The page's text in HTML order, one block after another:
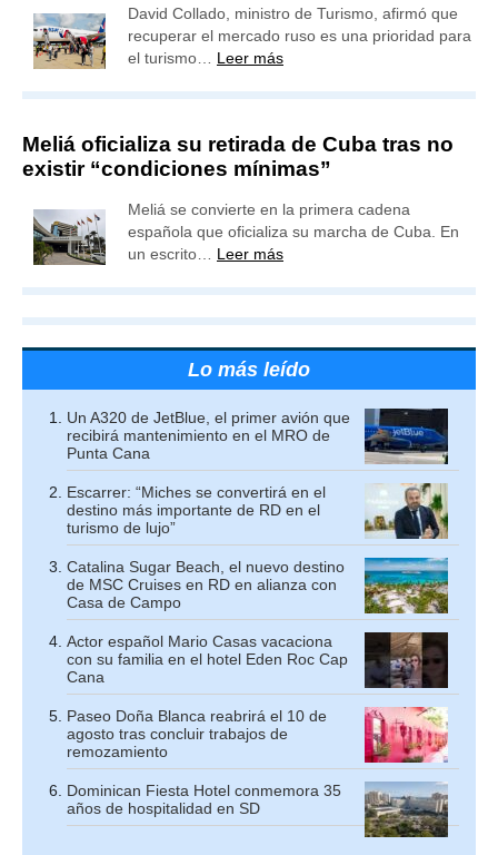
David Collado, ministro de Turismo, afirmó que
recuperar el mercado ruso es una prioridad para
el turismo… Leer más
Meliá oficializa su retirada de Cuba tras no
existir “condiciones mínimas”
Meliá se convierte en la primera cadena
española que oficializa su marcha de Cuba. En
un escrito… Leer más
Lo más leído
Un A320 de JetBlue, el primer avión que
recibirá mantenimiento en el MRO de
Punta Cana
Escarrer: “Miches se convertirá en el
destino más importante de RD en el
turismo de lujo”
Catalina Sugar Beach, el nuevo destino
de MSC Cruises en RD en alianza con
Casa de Campo
Actor español Mario Casas vacaciona
con su familia en el hotel Eden Roc Cap
Cana
Paseo Doña Blanca reabrirá el 10 de
agosto tras concluir trabajos de
remozamiento
Dominican Fiesta Hotel conmemora 35
años de hospitalidad en SD